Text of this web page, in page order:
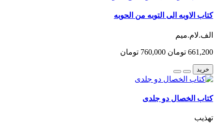
کتاب الاوبه الی التوبه من الحوبه
الف.لام.میم
661,200 تومان 760,000 تومان
خرید
کتاب الخصال دو جلدی
تهذیب